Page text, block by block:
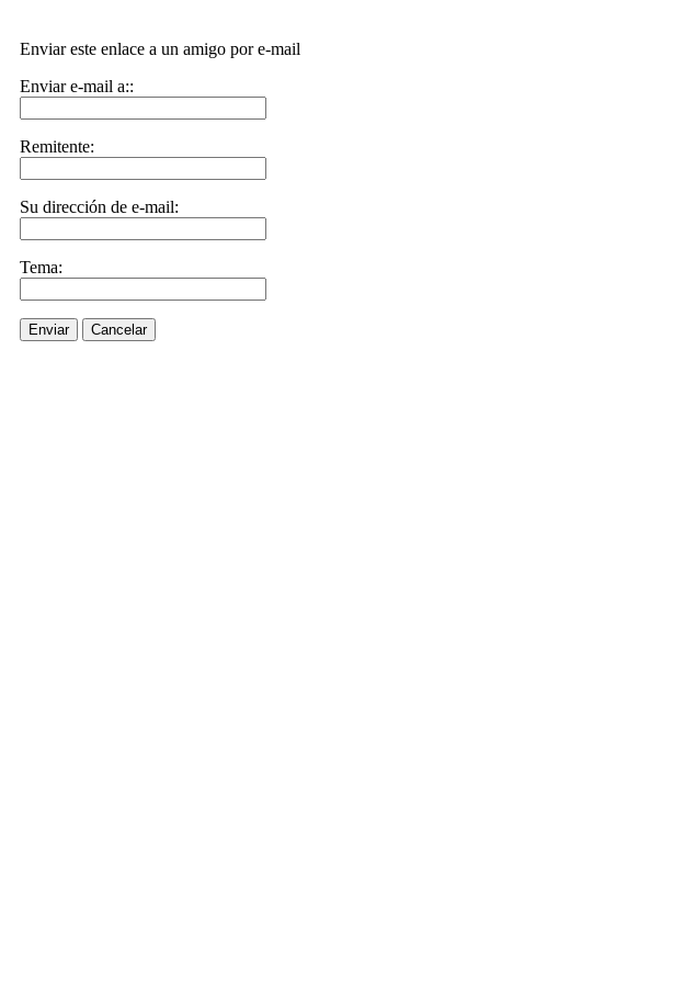
Enviar este enlace a un amigo por e-mail
Enviar e-mail a::
Remitente:
Su dirección de e-mail:
Tema:
Enviar Cancelar